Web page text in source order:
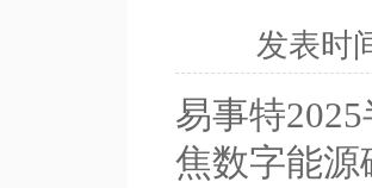
发表时
易事特
焦数字能源